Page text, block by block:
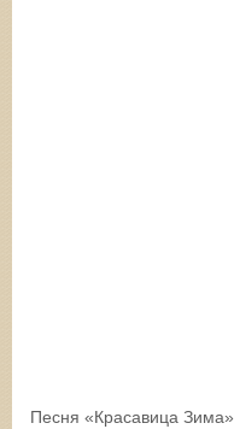
Песня «Красавица Зима»